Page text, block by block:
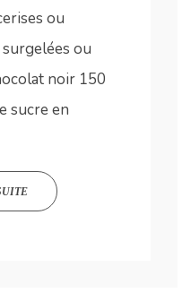
ou
ou
noir 150
sucre en